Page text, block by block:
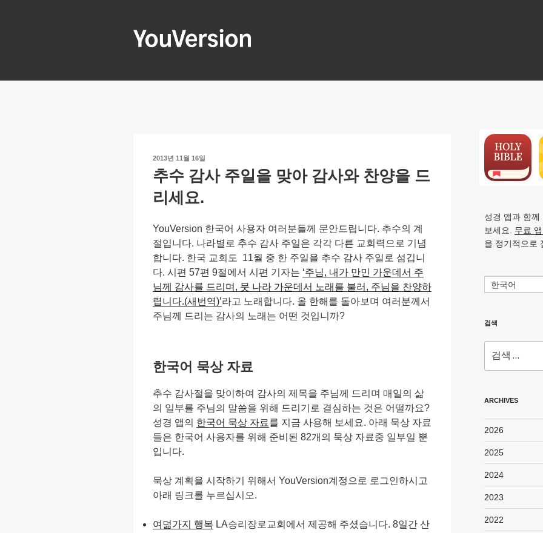
로
작
성
일
2013년 11월 16일
추수 감사 주일을 맞아 감사와 찬양을 드
리세요.
YouVersion 한국어 사용자 여러분들께 문안드립니다. 추수의 계
절입니다. 나라별로 추수 감사 주일은 각각 다른 교회력으로 기념
합니다. 한국 교회도 11월 중 한 주일을 추수 감사 주일로 섬깁니
다. 시편 57편 9절에서 시편 기자는 ‘주님, 내가 만민 가운데서 주
님께 감사를 드리며, 뭇 나라 가운데서 노래를 불러, 주님을 찬양하
렵니다.(새번역)’라고 노래합니다. 올 한해를 돌아보며 여러분께서
주님께 드리는 감사의 노래는 어떤 것입니까?
한국어 묵상 자료
추수 감사절을 맞이하여 감사의 제목을 주님께 드리며 매일의 삶
의 일부를 주님의 말씀을 위해 드리기로 결심하는 것은 어떨까요?
성경 앱의 한국어 묵상 자료를 지금 사용해 보세요. 아래 묵상 자료
들은 한국어 사용자를 위해 준비된 82개의 묵상 자료중 일부일 뿐
입니다.
묵상 계획을 시작하기 위해서 YouVersion계정으로 로그인하시고
아래 링크를 누르십시오.
여덞가지 행복 LA승리장로교회에서 제공해 주셨습니다. 8일간 산
성경 앱과 함
보세요. 무료
을 정기적으로
한국어
검색
색:
ARCHIVES
2026
2025
2024
2023
2022